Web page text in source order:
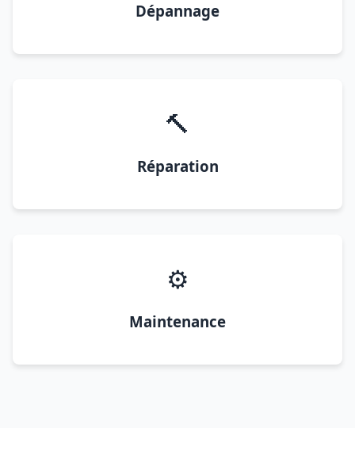
Dépannage
🔨
Réparation
⚙️
Maintenance